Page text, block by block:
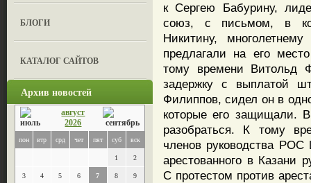
БЛОГИ
КАТАЛОГ САЙТОВ
Архив новостей
август
2026
пон втр срд чет пят суб вск
1 2
3 4 5 6 7 8 9
к Сергею Бабурину,
союз, с письмом, в
Никитину,
предлагали на его
тому времени Витольд
задержку с выплатой
Филиппов, сидел он в
которые его защищали.
разобраться. К тому
членов руководства РОС
арестованного в Казани
С протестом против